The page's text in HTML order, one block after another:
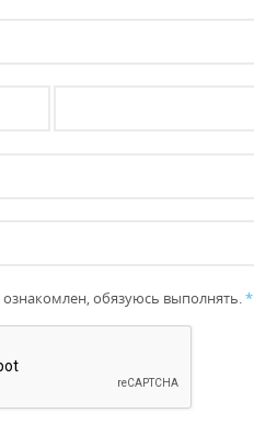
ознакомлен, обязуюсь выполнять.*